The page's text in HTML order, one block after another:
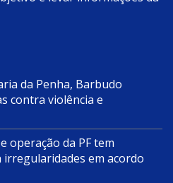
da Penha, Barbudo
contra violência e
operação da PF tem
em acordo